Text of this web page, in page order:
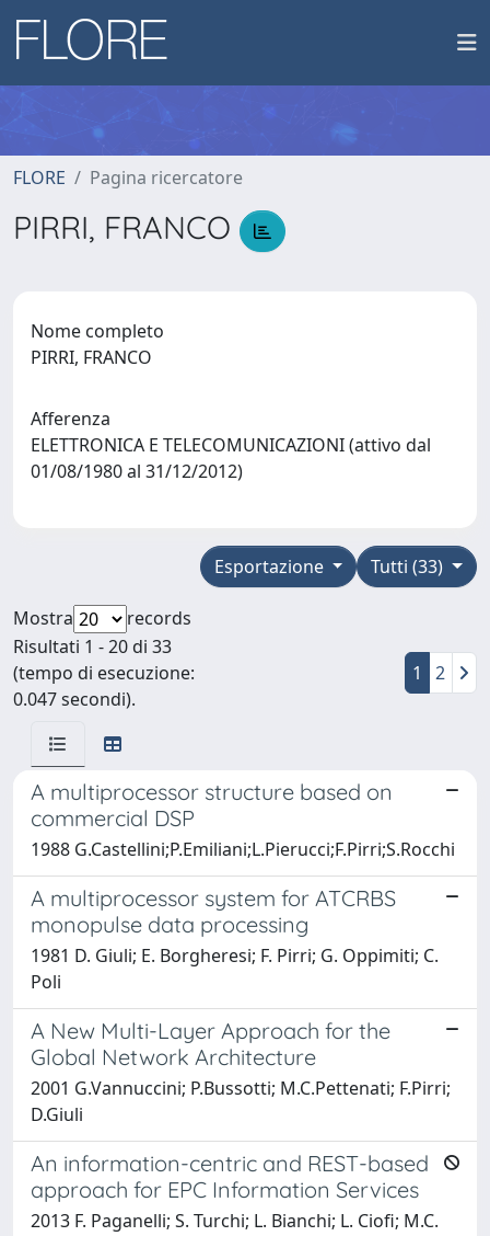
FLORE Pagina ricercatore
PIRRI, FRANCO
Nome completo
PIRRI, FRANCO
Afferenza
ELETTRONICA E TELECOMUNICAZIONI (attivo dal
01/08/1980 al 31/12/2012)
Tutti (33)
Esportazione
Mostra
records
Risultati 1 - 20 di 33
(tempo di esecuzione:
0.047 secondi).
1 2
A multiprocessor structure based on
commercial DSP
1988 G.Castellini;P.Emiliani;L.Pierucci;F.Pirri;S.Rocchi
A multiprocessor system for ATCRBS
monopulse data processing
1981 D. Giuli; E. Borgheresi; F. Pirri; G. Oppimiti; C.
Poli
A New Multi-Layer Approach for the
Global Network Architecture
2001 G.Vannuccini; P.Bussotti; M.C.Pettenati; F.Pirri;
D.Giuli
An information-centric and REST-based
approach for EPC Information Services
2013 F. Paganelli; S. Turchi; L. Bianchi; L. Ciofi; M.C.